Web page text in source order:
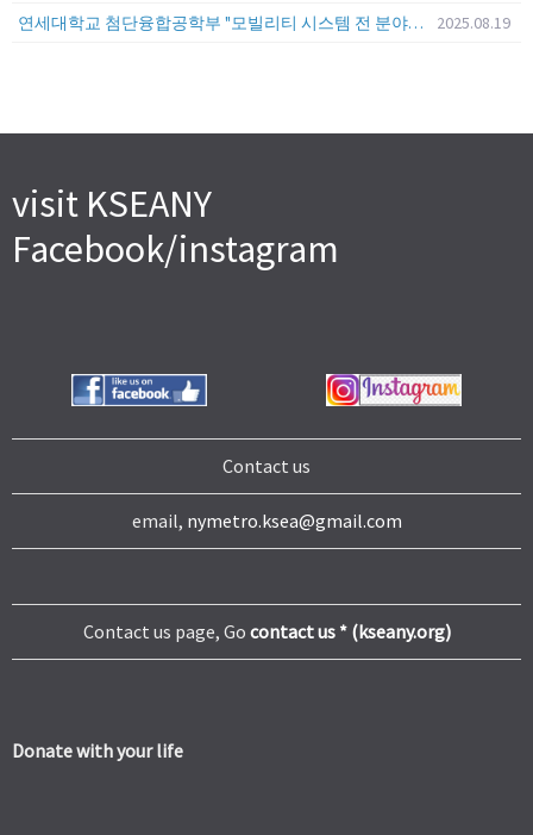
연세대학교 첨단융합공학부 "모빌리티 시스템 전 분야" 전임교원 특별채용 (2026년 9월 1일자 임용 예정)
2025.08.19
visit KSEANY
Facebook/instagram
Contact us
email, nymetro.ksea@gmail.com
Contact us page, Go contact us * (kseany.org)
Donate with your life